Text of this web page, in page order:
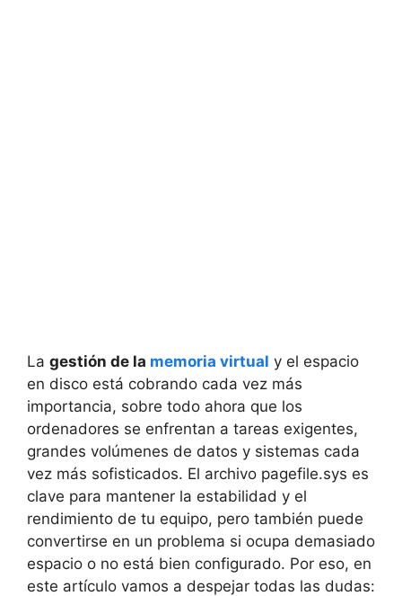
La gestión de la memoria virtual y el espacio
en disco está cobrando cada vez más
importancia, sobre todo ahora que los
ordenadores se enfrentan a tareas exigentes,
grandes volúmenes de datos y sistemas cada
vez más sofisticados. El archivo pagefile.sys es
clave para mantener la estabilidad y el
rendimiento de tu equipo, pero también puede
convertirse en un problema si ocupa demasiado
espacio o no está bien configurado. Por eso, en
este artículo vamos a despejar todas las dudas: